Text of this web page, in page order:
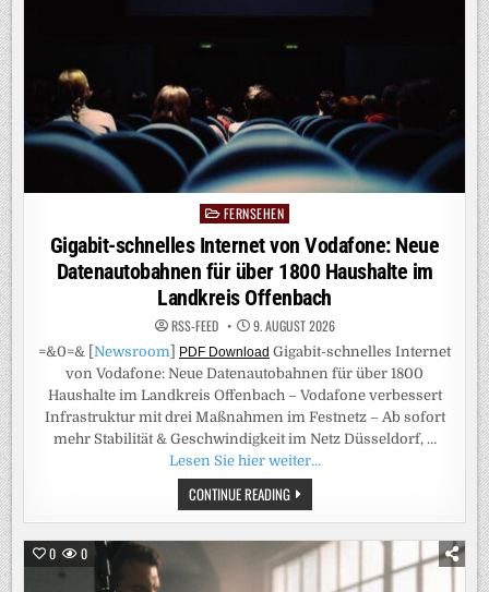
Posted
in
FERNSEHEN
Gigabit-schnelles Internet von Vodafone: Neue
Datenautobahnen für über 1800 Haushalte im
Landkreis Offenbach
RSS-FEED 9. AUGUST 2026
=&0=& [ Newsroom PDF Download Gigabit-schnelles Internet
von Vodafone: Neue Datenautobahnen für über 1800
Haushalte im Landkreis Offenbach – Vodafone verbessert
Infrastruktur mit drei Maßnahmen im Festnetz – Ab sofort
mehr Stabilität & Geschwindigkeit im Netz Düsseldorf, …
Lesen Sie hier weiter…
CONTINUE READINGGIGABIT-
SCHNELLES
INTERNET
VON
VODAFONE:
NEUE
DATENAUTOBAHNEN
0 0